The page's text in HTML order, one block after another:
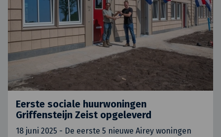
Eerste sociale huurwoningen
Griffensteijn Zeist opgeleverd
18 juni 2025 - De eerste 5 nieuwe Airey woningen